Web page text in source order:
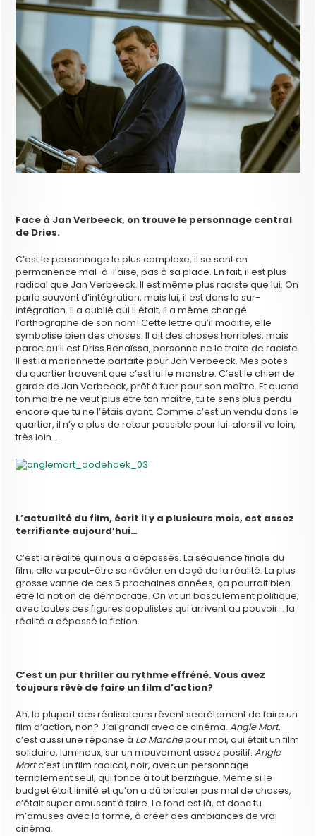
Face à Jan Verbeeck, on trouve le personnage central
de Dries.
C’est le personnage le plus complexe, il se sent en
permanence mal-à-l’aise, pas à sa place. En fait, il est plus
radical que Jan Verbeeck. Il est même plus raciste que lui. On
parle souvent d’intégration, mais lui, il est dans la sur-
intégration. Il a oublié qui il était, il a même changé
l’orthographe de son nom! Cette lettre qu’il modifie, elle
symbolise bien des choses. Il dit des choses horribles, mais
parce qu’il est Driss Benaïssa, personne ne le traite de raciste.
Il est la marionnette parfaite pour Jan Verbeeck. Mes potes
du quartier trouvent que c’est lui le monstre. C’est le chien de
garde de Jan Verbeeck, prêt à tuer pour son maître. Et quand
ton maître ne veut plus être ton maître, tu te sens plus perdu
encore que tu ne l’étais avant. Comme c’est un vendu dans le
quartier, il n’y a plus de retour possible pour lui. alors il va loin,
très loin…
L’actualité du film, écrit il y a plusieurs mois, est assez
terrifiante aujourd’hui…
C’est la réalité qui nous a dépassés. La séquence finale du
film, elle va peut-être se révéler en deçà de la réalité. La plus
grosse vanne de ces 5 prochaines années, ça pourrait bien
être la notion de démocratie. On vit un basculement politique,
avec toutes ces figures populistes qui arrivent au pouvoir… la
réalité a dépassé la fiction.
C’est un pur thriller au rythme effréné. Vous avez
toujours rêvé de faire un film d’action?
Ah, la plupart des réalisateurs rêvent secrètement de faire un
film d’action, non? J’ai grandi avec ce cinéma.Angle Mort,
c’est aussi une réponse à La Marchepour moi, qui était un film
solidaire, lumineux, sur un mouvement assez positif.Angle
Mortc’est un film radical, noir, avec un personnage
terriblement seul, qui fonce à tout berzingue. Même si le
budget était limité et qu’on a dû bricoler pas mal de choses,
c’était super amusant à faire. Le fond est là, et donc tu
m’amuses avec la forme, à créer des ambiances de vrai
cinéma.